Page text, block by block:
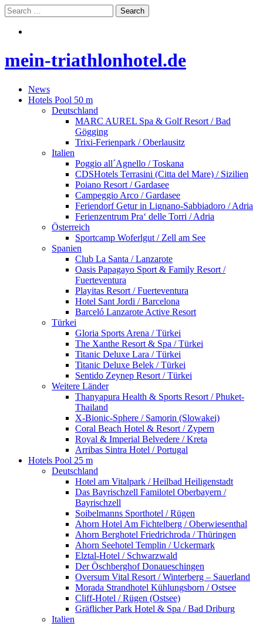
mein-triathlonhotel.de
News
Hotels Pool 50 m
Deutschland
MARC AUREL Spa & Golf Resort / Bad
Gögging
Trixi-Ferienpark / Oberlausitz
Italien
Poggio all´Agnello / Toskana
CDSHotels Terrasini (Citta del Mare) / Sizilien
Poiano Resort / Gardasee
Campeggio Arco / Gardasee
Feriendorf Getur in Lignano-Sabbiadoro / Adria
Ferienzentrum Pra‘ delle Torri / Adria
Österreich
Sportcamp Woferlgut / Zell am See
Spanien
Club La Santa / Lanzarote
Oasis Papagayo Sport & Family Resort /
Fuerteventura
Playitas Resort / Fuerteventura
Hotel Sant Jordi / Barcelona
Barceló Lanzarote Active Resort
Türkei
Gloria Sports Arena / Türkei
The Xanthe Resort & Spa / Türkei
Titanic Deluxe Lara / Türkei
Titanic Deluxe Belek / Türkei
Sentido Zeynep Resort / Türkei
Weitere Länder
Thanyapura Health & Sports Resort / Phuket-
Thailand
X-Bionic-Sphere / Samorin (Slowakei)
Coral Beach Hotel & Resort / Zypern
Royal & Imperial Belvedere / Kreta
Arribas Sintra Hotel / Portugal
Hotels Pool 25 m
Deutschland
Hotel am Vitalpark / Heilbad Heiligenstadt
Das Bayrischzell Familotel Oberbayern /
Bayrischzell
Soibelmanns Sporthotel / Rügen
Ahorn Hotel Am Fichtelberg / Oberwiesenthal
Ahorn Berghotel Friedrichroda / Thüringen
Ahorn Seehotel Templin / Uckermark
Elztal-Hotel / Schwarzwald
Der Öschberghof Donaueschingen
Oversum Vital Resort / Winterberg – Sauerland
Morada Strandhotel Kühlungsborn / Ostsee
Cliff-Hotel / Rügen (Ostsee)
Gräflicher Park Hotel & Spa / Bad Driburg
Italien